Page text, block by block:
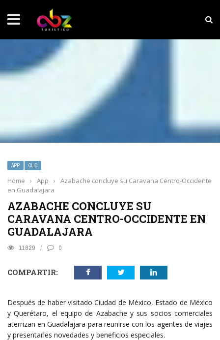
NOTICIAS SOBRESALIENTES
APP CLIC
Home › App ›
Azabache concluye su Caravana Centro-Occidente
en Guadalajara
AZABACHE CONCLUYE SU
CARAVANA CENTRO-OCCIDENTE EN
GUADALAJARA
11829 0
COMPARTIR:
Después de haber visitado Ciudad de México, Estado de México
y Querétaro, el equipo de Azabache y sus socios comerciales
aterrizan en Guadalajara para reunirse con los agentes de viajes
y presentarles novedades y beneficios especiales.